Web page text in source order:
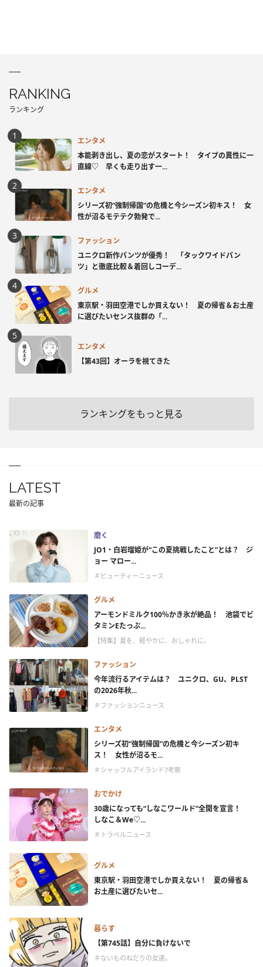
RANKING
ランキング
エンタメ
本能剥き出し、夏の恋がスタート！ タイプの異性に一
直線♡ 早くも走り出す一...
エンタメ
シリーズ初“強制帰国”の危機と今シーズン初キス！ 女
性が沼るモテテク勃発で...
ファッション
ユニクロ新作パンツが優秀！ 「タックワイドパン
ツ」と徹底比較＆着回しコーデ...
グルメ
東京駅・羽田空港でしか買えない！ 夏の帰省＆お土産
に選びたいセンス抜群の「...
エンタメ
【第43回】オーラを視てきた
ランキングをもっと見る
LATEST
最新の記事
磨く
JO1・白岩瑠姫が“この夏挑戦したこと”とは？ ジ
ョー マロー...
＃ビューティーニュース
グルメ
アーモンドミルク100％かき氷が絶品！ 池袋でビ
タミンEたっぷ...
【特集】夏を、軽やかに、おしゃれに。
ファッション
今年流行るアイテムは？ ユニクロ、GU、PLST
の2026年秋...
＃ファッションニュース
エンタメ
シリーズ初“強制帰国”の危機と今シーズン初キ
ス！ 女性が沼るモ...
＃シャッフルアイランド7考察
おでかけ
30歳になっても“しなこワールド”全開を宣言！
しなこ＆We♡...
＃トラベルニュース
グルメ
東京駅・羽田空港でしか買えない！ 夏の帰省＆
お土産に選びたいセ...
暮らす
【第745話】自分に負けないで
＃ないものねだりの女達。